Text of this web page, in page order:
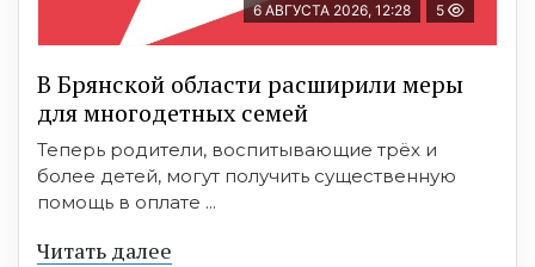
6 АВГУСТА 2026, 12:28 5
В Брянской области расширили меры
для многодетных семей
Теперь родители, воспитывающие трёх и
более детей, могут получить существенную
помощь в оплате ...
Читать далее